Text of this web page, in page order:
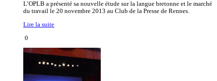
L’OPLB a présenté sa nouvelle étude sur la langue bretonne et le marché
du travail le 20 novembre 2013 au Club de la Presse de Rennes.
Lire la suite
0